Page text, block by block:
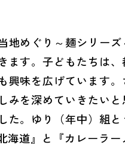
めぐり～麺シリー
す。子どもたちは
味を広げています
を深めていきたいと
。ゆり（年中）組
道』と『カレーラ